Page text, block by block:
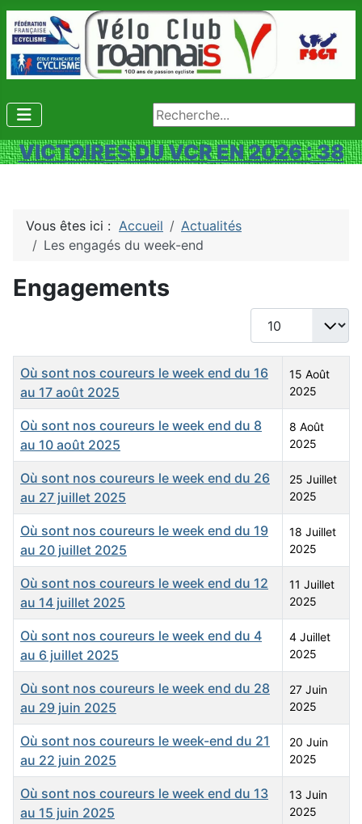
Rechercher
VICTOIRES DU VCR EN 2026 : 38
Vous êtes ici : Accueil
Actualités
Les engagés du week-end
Engagements
Afficher #
Titre Date de publication
Où sont nos coureurs le week end du 16
au 17 août 2025
15 Août
2025
Où sont nos coureurs le week end du 8
au 10 août 2025
8 Août
2025
Où sont nos coureurs le week end du 26
au 27 juillet 2025
25 Juillet
2025
Où sont nos coureurs le week end du 19
au 20 juillet 2025
18 Juillet
2025
Où sont nos coureurs le week end du 12
au 14 juillet 2025
11 Juillet
2025
Où sont nos coureurs le week end du 4
au 6 juillet 2025
4 Juillet
2025
Où sont nos coureurs le week end du 28
au 29 juin 2025
27 Juin
2025
Où sont nos coureurs le week-end du 21
au 22 juin 2025
20 Juin
2025
Où sont nos coureurs le week end du 13
au 15 juin 2025
13 Juin
2025